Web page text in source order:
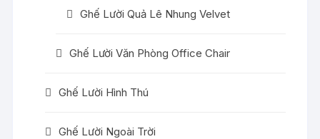
Ghế Lười Quả Lê Nhung Velvet
Ghế Lười Văn Phòng Office Chair
Ghế Lười Hình Thú
Ghế Lười Ngoài Trời